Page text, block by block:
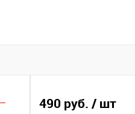
490 руб. / шт